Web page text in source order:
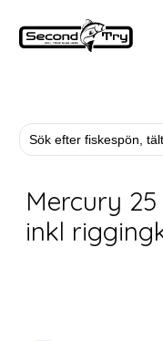
Mercury
inkl